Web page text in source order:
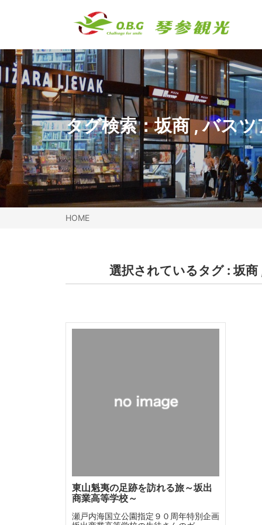
タグ検索：坂商,バスツ
HOME
選択されているタグ :坂商
東山魁夷の足跡を訪れる旅～坂出
商業高等学校～
瀬戸内海国立公園指定９０周年特別企画